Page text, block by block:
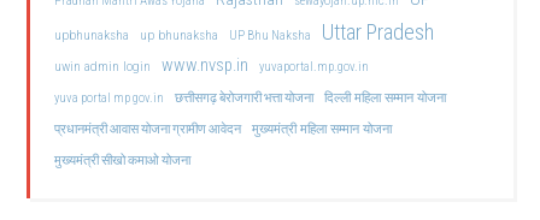
upbhunaksha up bhunaksha UP Bhu Naksha Uttar Pradesh
uwin admin login www.nvsp.in
yuvaportal.mp.gov.in
yuva portal mp gov.in
छत्तीसगढ़ बेरोजगारी भत्ता योजना दिल्ली महिला सम्मान योजना
प्रधानमंत्री आवास योजना ग्रामीण आवेदन मुख्यमंत्री महिला सम्मान योजना
मुख्यमंत्री सीखो कमाओ योजना